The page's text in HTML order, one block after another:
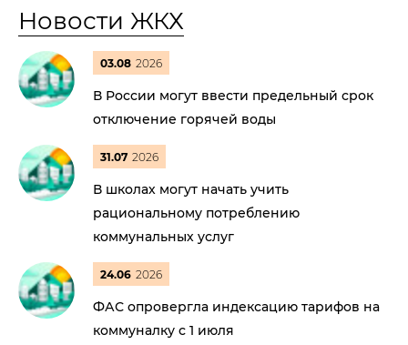
Новости ЖКХ
03.08 2026
В России могут ввести предельный срок
отключение горячей воды
31.07 2026
В школах могут начать учить
рациональному потреблению
коммунальных услуг
24.06 2026
ФАС опровергла индексацию тарифов на
коммуналку с 1 июля